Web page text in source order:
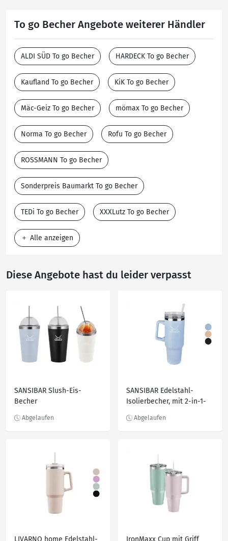
To go Becher Angebote weiterer Händler
ALDI SÜD To go Becher HARDECK To go Becher
Kaufland To go Becher KiK To go Becher
Mäc-Geiz To go Becher mömax To go Becher
Norma To go Becher Rofu To go Becher
ROSSMANN To go Becher
Sonderpreis Baumarkt To go Becher
TEDi To go Becher XXXLutz To go Becher
Alle anzeigen
Diese Angebote hast du leider verpasst
SANSIBAR Slush-Eis-
Becher
SANSIBAR Edelstahl-
Isolierbecher, mit 2-in-1-
LIVARNO home Edelstahl- IronMaxx Cup mit Griff